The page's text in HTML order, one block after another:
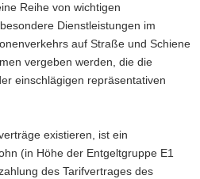
Reihe von wichtigen
Dienstleistungen im
auf Straße und Schiene
vergeben werden, die die
einschlägigen repräsentativen
existieren, ist ein
(in Höhe der Entgeltgruppe E1
des Tarifvertrages des